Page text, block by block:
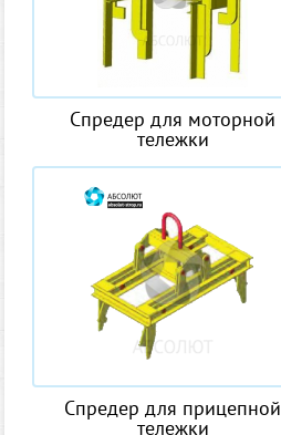
Спредер для моторной
тележки
Cпредер для прицепной
тележки